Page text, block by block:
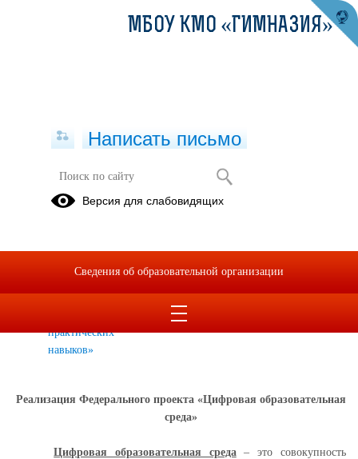
Цифровая образовательная среда
применением
ЦОР
практических
навыков»
Реализация Федерального проекта «Цифровая образовательная
среда»
Цифровая образовательная среда– это совокупность
МБОУ КМО «ГИМНАЗИЯ»
Написать письмо
Версия для слабовидящих
Сведения об образовательной организации